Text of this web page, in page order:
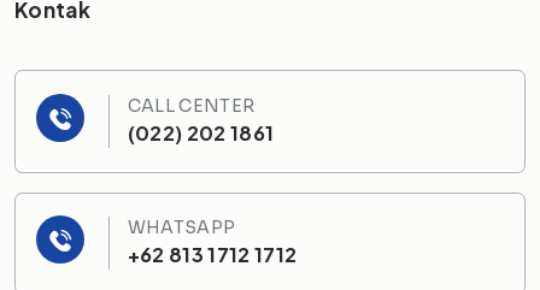
Kontak
CALL CENTER
(022) 202 1861
WHATSAPP
+62 813 1712 1712